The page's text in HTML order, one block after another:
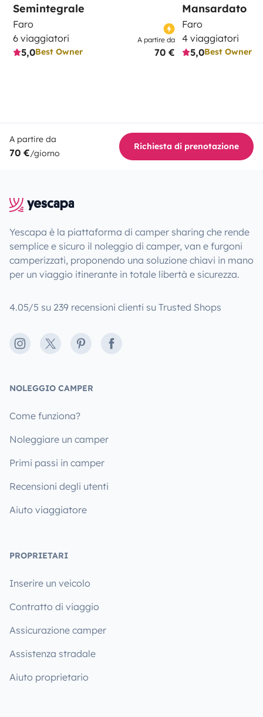
Semintegrale
Faro
6 viaggiatori
5,0Best Owner
A partire da
70 €
Mansardato
Faro
4 viaggiatori
5,0Best Owner
A partire da
70 €/giorno
Richiesta di prenotazione
Yescapa è la piattaforma di camper sharing che rende
semplice e sicuro il noleggio di camper, van e furgoni
camperizzati, proponendo una soluzione chiavi in mano
per un viaggio itinerante in totale libertà e sicurezza.
4.05/5 su 239 recensioni clienti su Trusted Shops
Instagram
X PinterestFacebook
NOLEGGIO CAMPER
Come funziona?
Noleggiare un camper
Primi passi in camper
Recensioni degli utenti
Aiuto viaggiatore
PROPRIETARI
Inserire un veicolo
Contratto di viaggio
Assicurazione camper
Assistenza stradale
Aiuto proprietario